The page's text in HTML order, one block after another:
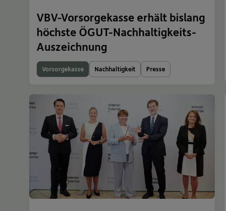
VBV-Vorsorgekasse erhält bislang
höchste ÖGUT-Nachhaltigkeits-
Auszeichnung
Vorsorgekasse Nachhaltigkeit Presse